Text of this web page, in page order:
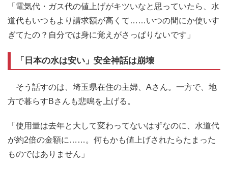
「電気代・ガス代の値上げがキツいなと思っていたら、水
道代もいつもより請求額が高くて……いつの間にか使いす
ぎてたの？自分では身に覚えがさっぱりないです」
「日本の水は安い」安全神話は崩壊
そう話すのは、埼玉県在住の主婦、Aさん。一方で、地
方で暮らすBさんも悲鳴を上げる。
「使用量は去年と大して変わってないはずなのに、水道代
が約2倍の金額に……。何もかも値上げされたらたまった
ものではありません」